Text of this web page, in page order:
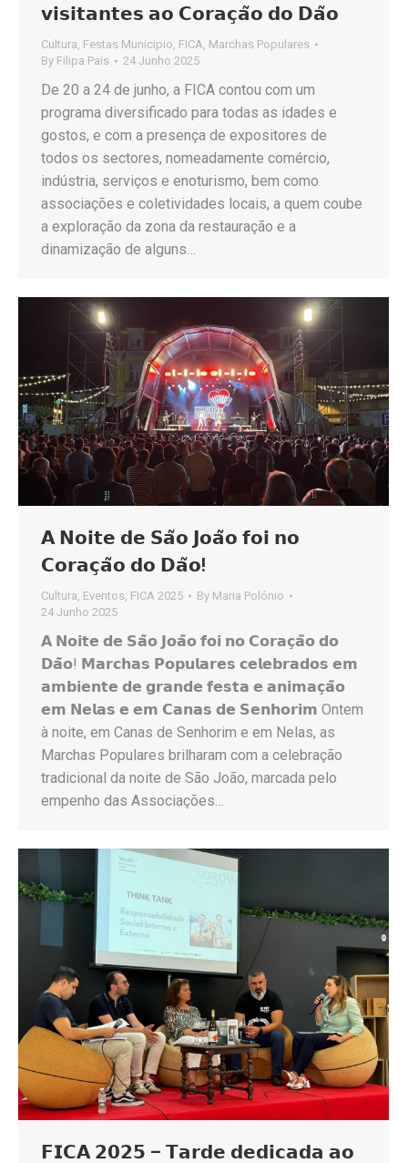
𝘃𝗶𝘀𝗶𝘁𝗮𝗻𝘁𝗲𝘀 𝗮𝗼 𝗖𝗼𝗿𝗮𝗰̧𝗮̃𝗼 𝗱𝗼 𝗗𝗮̃𝗼
Cultura, Festas Municipio, FICA, Marchas Populares
By Filipa Pais 24 Junho 2025
De 20 a 24 de junho, a FICA contou com um
programa diversificado para todas as idades e
gostos, e com a presença de expositores de
todos os sectores, nomeadamente comércio,
indústria, serviços e enoturismo, bem como
associações e coletividades locais, a quem coube
a exploração da zona da restauração e a
dinamização de alguns…
𝗔 𝗡𝗼𝗶𝘁𝗲 𝗱𝗲 𝗦𝗮̃𝗼 𝗝𝗼𝗮̃𝗼 𝗳𝗼𝗶 𝗻𝗼
𝗖𝗼𝗿𝗮𝗰̧𝗮̃𝗼 𝗱𝗼 𝗗𝗮̃𝗼!
Cultura, Eventos, FICA 2025 By Maria Polónio
24 Junho 2025
𝗔 𝗡𝗼𝗶𝘁𝗲 𝗱𝗲 𝗦𝗮̃𝗼 𝗝𝗼𝗮̃𝗼 𝗳𝗼𝗶 𝗻𝗼 𝗖𝗼𝗿𝗮𝗰̧𝗮̃𝗼 𝗱𝗼
𝗗𝗮̃𝗼! 𝗠𝗮𝗿𝗰𝗵𝗮𝘀 𝗣𝗼𝗽𝘂𝗹𝗮𝗿𝗲𝘀 𝗰𝗲𝗹𝗲𝗯𝗿𝗮𝗱𝗼𝘀 𝗲𝗺
𝗮𝗺𝗯𝗶𝗲𝗻𝘁𝗲 𝗱𝗲 𝗴𝗿𝗮𝗻𝗱𝗲 𝗳𝗲𝘀𝘁𝗮 𝗲 𝗮𝗻𝗶𝗺𝗮𝗰̧𝗮̃𝗼
𝗲𝗺 𝗡𝗲𝗹𝗮𝘀 𝗲 𝗲𝗺 𝗖𝗮𝗻𝗮𝘀 𝗱𝗲 𝗦𝗲𝗻𝗵𝗼𝗿𝗶𝗺 Ontem
à noite, em Canas de Senhorim e em Nelas, as
Marchas Populares brilharam com a celebração
tradicional da noite de São João, marcada pelo
empenho das Associações…
𝗙𝗜𝗖𝗔 𝟮𝟬𝟮𝟱 – 𝗧𝗮𝗿𝗱𝗲 𝗱𝗲𝗱𝗶𝗰𝗮𝗱𝗮 𝗮𝗼